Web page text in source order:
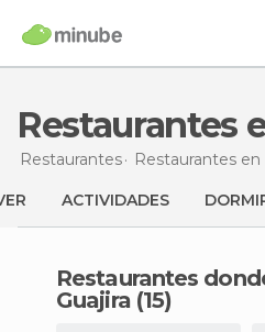
Restaurantes
Restaurantes Restaurantes
ACTIVIDADES
Restaurantes donde comer en La
Guajira (15)